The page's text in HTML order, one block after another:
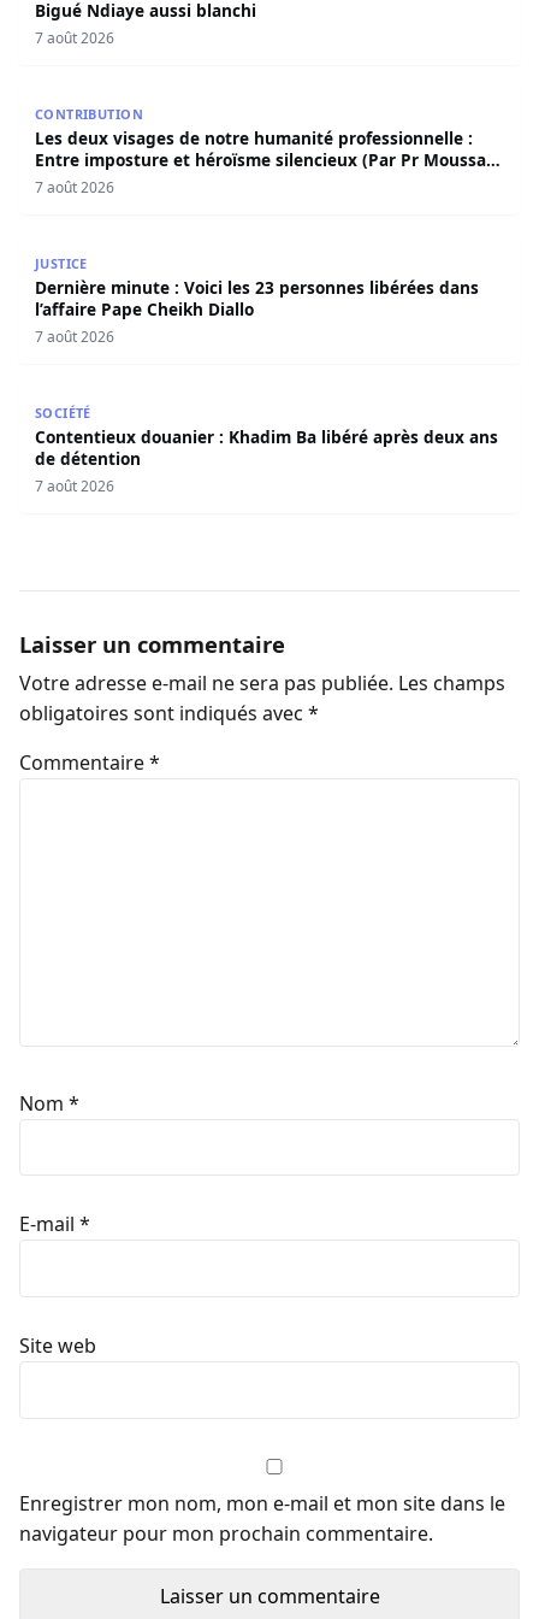
Bigué Ndiaye aussi blanchi
7 août 2026
CONTRIBUTION
Les deux visages de notre humanité professionnelle :
Entre imposture et héroïsme silencieux (Par Pr Moussa
Seydi)
7 août 2026
JUSTICE
Dernière minute : Voici les 23 personnes libérées dans
l’affaire Pape Cheikh Diallo
7 août 2026
SOCIÉTÉ
Contentieux douanier : Khadim Ba libéré après deux ans
de détention
7 août 2026
Laisser un commentaire
Votre adresse e-mail ne sera pas publiée. Les champs
obligatoires sont indiqués avec *
Commentaire*
Nom *
E-mail *
Site web
Enregistrer mon nom, mon e-mail et mon site dans le
navigateur pour mon prochain commentaire.